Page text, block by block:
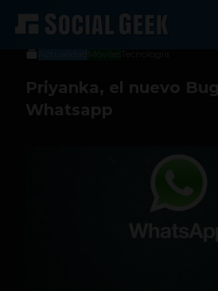
Luis Porras
10 de julio de 2013
Priyanka, el nuevo
Whatsapp